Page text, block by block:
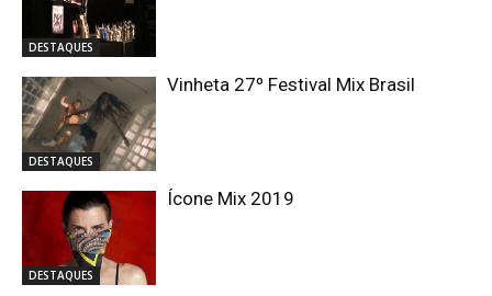
DESTAQUES
DESTAQUES
Vinheta 27º Festival Mix Brasil
DESTAQUES
Ícone Mix 2019